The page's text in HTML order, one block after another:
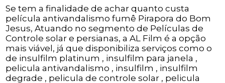
Se tem a finalidade de achar quanto custa
película antivandalismo fumê Pirapora do Bom
Jesus, Atuando no segmento de Películas de
Controle solar e persianas, a AL Film é a opção
mais viável, já que disponibiliza serviços como o
de insulfilm platinum , insulfilm para janela ,
pelicula antivandalismo , insulfilm , insulfilm
degrade , pelicula de controle solar , pelicula